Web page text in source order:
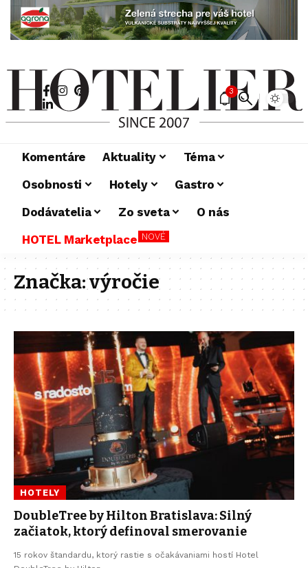
3
Komentáre Aktuality
Téma
Osobnosti
Hotely
Gastro
Dodávatelia
Zo sveta
O nás
HOTEL Marketplace NOVÉ
Značka:výročie
HOTELY
DoubleTree by Hilton Bratislava: Silný
začiatok, ktorý definoval smerovanie
15 rokov štandardu, ktorý rastie s očakávaniami hostí Hotel